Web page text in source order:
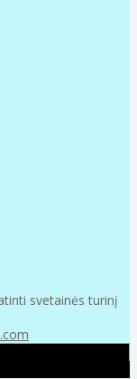
svetainės turinį